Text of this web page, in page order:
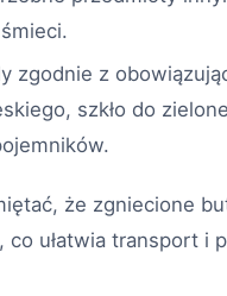
zgodnie z
szkło do
że zgniecione
co ułatwia transport i